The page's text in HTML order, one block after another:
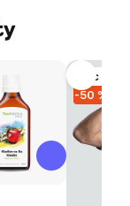
-50 %
Viac